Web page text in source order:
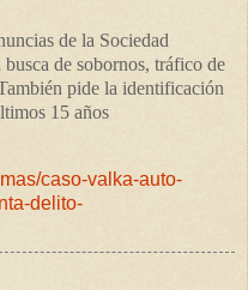
de la Sociedad
de sobornos, tráfico de
pide la identificación
15 años
caso-valka-auto-
delito-